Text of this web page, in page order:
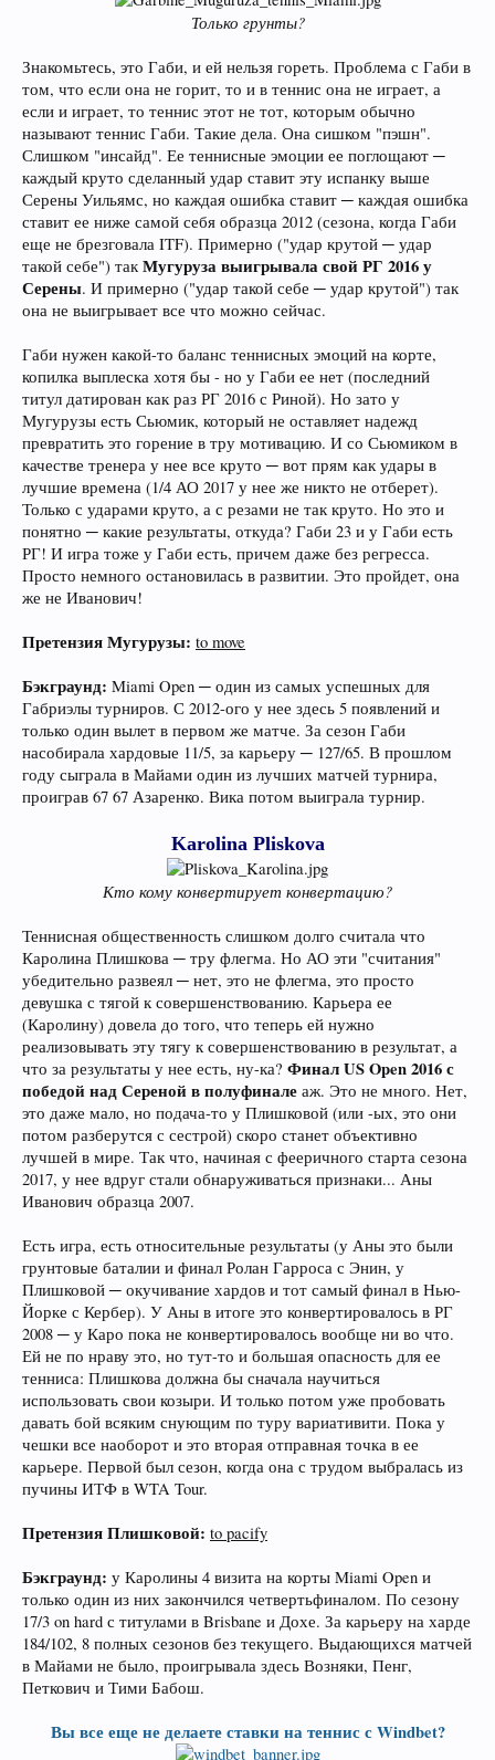
Только грунты?
Знакомьтесь, это Габи, и ей нельзя гореть. Проблема с Габи в
том, что если она не горит, то и в теннис она не играет, а
если и играет, то теннис этот не тот, которым обычно
называют теннис Габи. Такие дела. Она сишком "пэшн".
Слишком "инсайд". Ее теннисные эмоции ее поглощают ─
каждый круто сделанный удар ставит эту испанку выше
Серены Уильямс, но каждая ошибка ставит ─ каждая ошибка
ставит ее ниже самой себя образца 2012 (сезона, когда Габи
еще не брезговала ITF). Примерно ("удар крутой ─ удар
такой себе") такМугуруза выигрывала свой РГ 2016 у
Серены. И примерно ("удар такой себе ─ удар крутой") так
она не выигрывает все что можно сейчас.
Габи нужен какой-то баланс теннисных эмоций на корте,
копилка выплеска хотя бы - но у Габи ее нет (последний
титул датирован как раз РГ 2016 с Риной). Но зато у
Мугурузы есть Сьюмик, который не оставляет надежд
превратить это горение в тру мотивацию. И со Сьюмиком в
качестве тренера у нее все круто ─ вот прям как удары в
лучшие времена (1/4 АО 2017 у нее же никто не отберет).
Только с ударами круто, а с резами не так круто. Но это и
понятно ─ какие результаты, откуда? Габи 23 и у Габи есть
РГ! И игра тоже у Габи есть, причем даже без регресса.
Просто немного остановилась в развитии. Это пройдет, она
же не Иванович!
Претензия Мугурузы: to move
Бэкграунд: Miami Open ─ один из самых успешных для
Габриэлы турниров. С 2012-ого у нее здесь 5 появлений и
только один вылет в первом же матче. За сезон Габи
насобирала хардовые 11/5, за карьеру ─ 127/65. В прошлом
году сыграла в Майами один из лучших матчей турнира,
проиграв 67 67 Азаренко. Вика потом выиграла турнир.
Karolina Pliskova
Кто кому конвертирует конвертацию?
Теннисная общественность слишком долго считала что
Каролина Плишкова ─ тру флегма. Но АО эти "считания"
убедительно развеял ─ нет, это не флегма, это просто
девушка с тягой к совершенствованию. Карьера ее
(Каролину) довела до того, что теперь ей нужно
реализовывать эту тягу к совершенствованию в результат, а
что за результаты у нее есть, ну-ка? Финал US Open 2016 с
победой над Сереной в полуфинале аж. Это не много. Нет,
это даже мало, но подача-то у Плишковой (или -ых, это они
потом разберутся с сестрой) скоро станет объективно
лучшей в мире. Так что, начиная с фееричного старта сезона
2017, у нее вдруг стали обнаруживаться признаки... Аны
Иванович образца 2007.
Есть игра, есть относительные результаты (у Аны это были
грунтовые баталии и финал Ролан Гарроса с Энин, у
Плишковой ─ окучивание хардов и тот самый финал в Нью-
Йорке с Кербер). У Аны в итоге это конвертировалось в РГ
2008 ─ у Каро пока не конвертировалось вообще ни во что.
Ей не по нраву это, но тут-то и большая опасность для ее
тенниса: Плишкова должна бы сначала научиться
использовать свои козыри. И только потом уже пробовать
давать бой всяким снующим по туру вариативити. Пока у
чешки все наоборот и это вторая отправная точка в ее
карьере. Первой был сезон, когда она с трудом выбралась из
пучины ИТФ в WTA Tour.
Претензия Плишковой: to pacify
Бэкграунд: у Каролины 4 визита на корты Miami Open и
только один из них закончился четвертьфиналом. По сезону
17/3 on hard с титулами в Brisbane и Дохе. За карьеру на харде
184/102, 8 полных сезонов без текущего. Выдающихся матчей
в Майами не было, проигрывала здесь Возняки, Пенг,
Петкович и Тими Бабош.
Вы все еще не делаете ставки на теннис с Windbet?